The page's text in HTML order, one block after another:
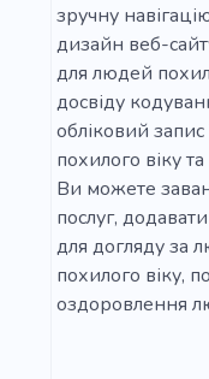
зручну
дизайн веб-
для людей
досвіду
обліковий
похилого віку
Ви можете
послуг,
для догляду за
похилого віку,
оздоровлення